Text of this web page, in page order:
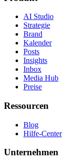
AI Studio
Strategie
Brand
Kalender
Posts
Insights
Inbox
Media Hub
Preise
Ressourcen
Blog
Hilfe-Center
Unternehmen